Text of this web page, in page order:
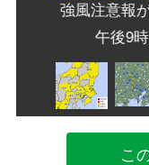
強風注意報
午後9
こ